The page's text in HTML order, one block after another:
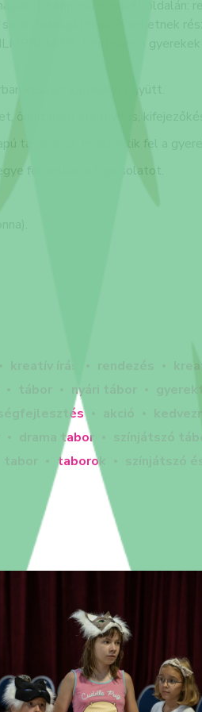
a kamera mindkét oldalán:
drámajátékokon vehetnek
Pénteken a
készült képekkel együtt.
önbizalom, kreativitás,
tanulással fedezhetik fel a
fel velünk a kapcsolatot.
nyári tábor
drama tabor színjátszó
taborok színjátszó